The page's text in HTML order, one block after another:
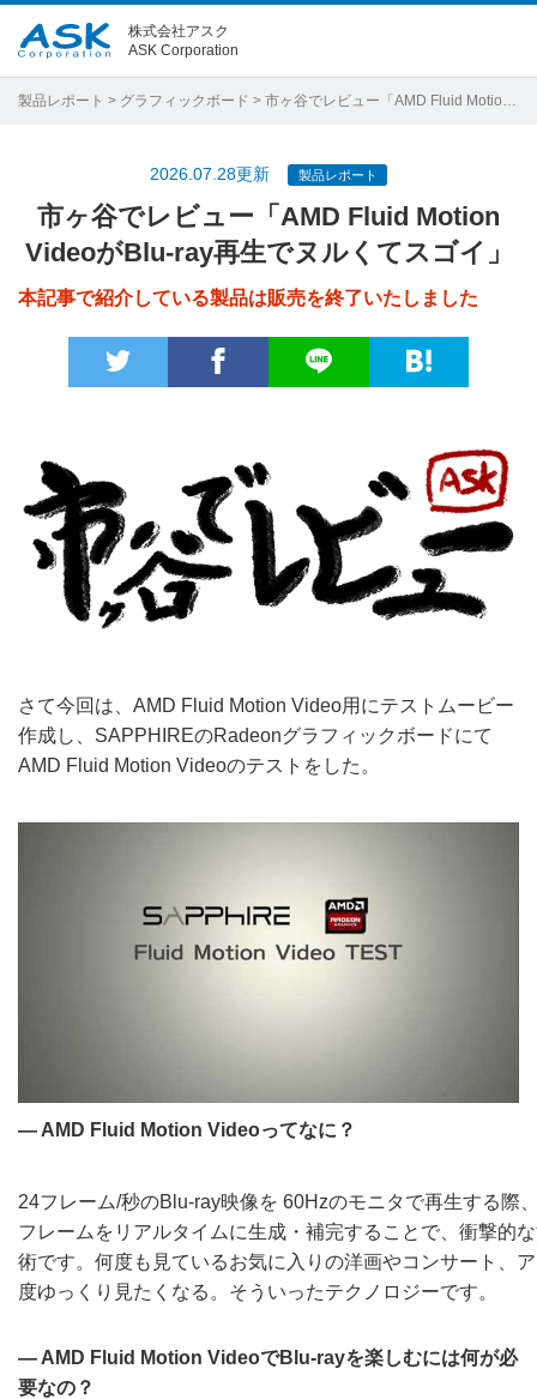
株式会社アスク
ASK Corporation
製品レポート > グラフィックボード > 市ヶ谷でレビュー「AMD Fluid Motion VideoがBlu-ray再生でヌルくてスゴイ」
2026.07.28更新 製品レポート
市ヶ谷でレビュー「AMD Fluid Motion
VideoがBlu-ray再生でヌルくてスゴイ」
本記事で紹介している製品は販売を終了いたしました
さて今回は、AMD Fluid Motion Video用にテストムービー
作成し、SAPPHIREのRadeonグラフィックボードにて
AMD Fluid Motion Videoのテストをした。
― AMD Fluid Motion Videoってなに？
24フレーム/秒のBlu-ray映像を 60Hzのモニタで再生する際
フレームをリアルタイムに生成・補完することで、衝撃的
術です。何度も見ているお気に入りの洋画やコンサート、
度ゆっくり見たくなる。そういったテクノロジーです。
― AMD Fluid Motion VideoでBlu-rayを楽しむには何が必
要なの？